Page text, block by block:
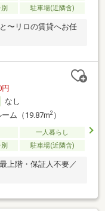
駐車場(近隣含)
〜リロの賃貸へお任
なし
ム（19.87m2）
一人暮らし
駐車場(近隣含)
上階・保証人不要／